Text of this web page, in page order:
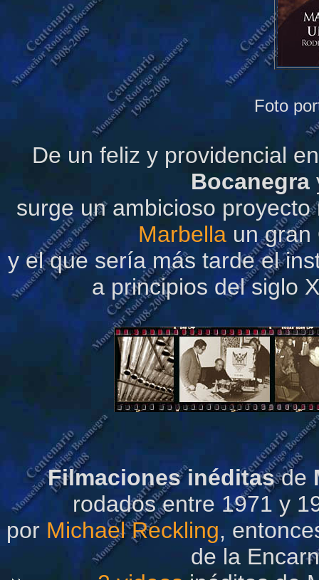
Foto
De un feliz y providencial
Bocanegra
surge un ambicioso
Marbella un gran
y el que sería más tarde el
a principios del siglo
Filmaciones inéditasde
rodados entre 1971 y
por Michael Reckling,
de la